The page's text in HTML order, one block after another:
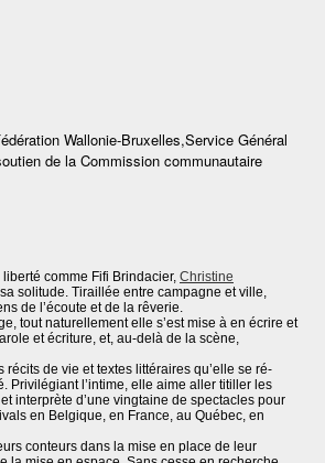
Wallonie-Bruxelles,Service Général
de la Commission communautaire
comme Fifi Brindacier, Christine
solitude. Tiraillée entre campagne et ville,
de l’écoute et de la rêverie.
tout naturellement elle s’est mise à en écrire et
et écriture, et, au-delà de la scène,
de vie et textes littéraires qu’elle se ré-
Privilégiant l’intime, elle aime aller titiller les
interprète d’une vingtaine de spectacles pour
en Belgique, en France, au Québec, en
conteurs dans la mise en place de leur